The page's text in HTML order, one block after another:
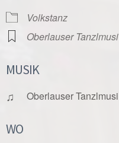
Volkstanz
Oberlauser Tanzlmusi
MUSIK
♫ Oberlauser Tanzlmusi
WO